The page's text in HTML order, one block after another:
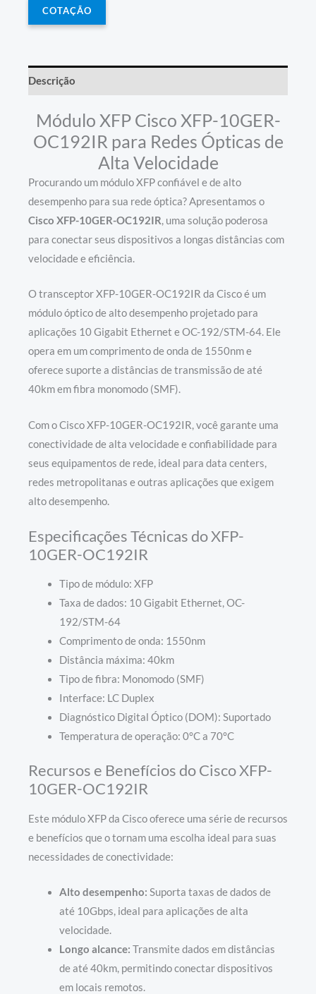
COTAÇÃO
Descrição
Módulo XFP Cisco XFP-10GER-
OC192IR para Redes Ópticas de
Alta Velocidade
Procurando um módulo XFP confiável e de alto
desempenho para sua rede óptica? Apresentamos o
Cisco XFP-10GER-OC192IR, uma solução poderosa
para conectar seus dispositivos a longas distâncias com
velocidade e eficiência.
O transceptor XFP-10GER-OC192IR da Cisco é um
módulo óptico de alto desempenho projetado para
aplicações 10 Gigabit Ethernet e OC-192/STM-64. Ele
opera em um comprimento de onda de 1550nm e
oferece suporte a distâncias de transmissão de até
40km em fibra monomodo (SMF).
Com o Cisco XFP-10GER-OC192IR, você garante uma
conectividade de alta velocidade e confiabilidade para
seus equipamentos de rede, ideal para data centers,
redes metropolitanas e outras aplicações que exigem
alto desempenho.
Especificações Técnicas do XFP-
10GER-OC192IR
Tipo de módulo: XFP
Taxa de dados: 10 Gigabit Ethernet, OC-
192/STM-64
Comprimento de onda: 1550nm
Distância máxima: 40km
Tipo de fibra: Monomodo (SMF)
Interface: LC Duplex
Diagnóstico Digital Óptico (DOM): Suportado
Temperatura de operação: 0°C a 70°C
Recursos e Benefícios do Cisco XFP-
10GER-OC192IR
Este módulo XFP da Cisco oferece uma série de recursos
e benefícios que o tornam uma escolha ideal para suas
necessidades de conectividade:
Alto desempenho: Suporta taxas de dados de
até 10Gbps, ideal para aplicações de alta
velocidade.
Longo alcance: Transmite dados em distâncias
de até 40km, permitindo conectar dispositivos
em locais remotos.